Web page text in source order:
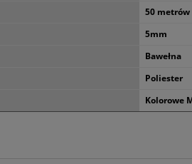
50 metrów
5mm
Bawełna
Poliester
Kolorowe